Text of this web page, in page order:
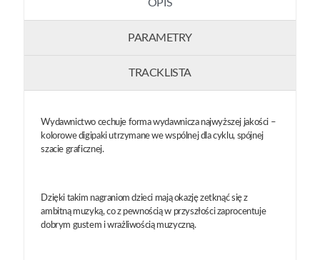
OPIS
PARAMETRY
TRACKLISTA
Wydawnictwo cechuje forma wydawnicza najwyższej jakości –
kolorowe digipaki utrzymane we wspólnej dla cyklu, spójnej
szacie graficznej.
Dzięki takim nagraniom dzieci mają okazję zetknąć się z
ambitną muzyką, co z pewnością w przyszłości zaprocentuje
dobrym gustem i wrażliwością muzyczną.